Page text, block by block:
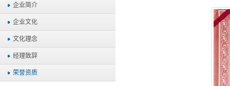
企业简介
企业文化
文化理念
经理致辞
荣誉资质